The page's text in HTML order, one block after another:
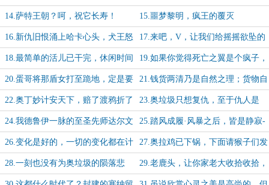
为“霜牙之爪”兄弟加更【4/5】 斯可是前途光明啊-加更【5/5】
14.萨特王朝？呵，祝它长寿！ 15.噩梦黎明，疯王的覆灭
16.新仇旧恨涌上哈卡心头，犬王怒
吼艾斯卡达尔我CNM
17.来吧，V，让我们给摇摇欲坠的
天命再添一把火-加更【1/5】
18.最简单的活儿已干完，休闲时间
结束，该啃硬骨头了-加更【2/5】
19.如果你觉得死亡之翼是个疯子，
那么你真该看看海拉-加更【3/5】
20.蛋哥将那盾女打至跪地，定是要
带她去当“星”奴隶啊-加更【4/5】
21.钱货两清乃是自然之理；货物自
己跑了可不在理赔范围之内-【5/5】
22.奥丁妙计安天下，赔了渡鸦折了
兵
23.奥垃圾只想复仇，至于仇人是
谁，它无所谓
24.我德鲁伊一脉的至圣先师达尔文
曾说过，那些打不死你的会一直打你
25.踏风成履·风暴之后，皆是静寂-
为“霜牙之爪”兄弟加更【1/5】
26.变化是好的，一切的变化都在计
划之中-为霜牙之爪兄弟加更【2/5】
27.奥拉鸡已下锅，下面请猴子们发
表感想-为霜牙之爪兄弟加更【3/5】
28.一刻也没有为奥垃圾的陨落悲 29.老鹿头，让你家老大收拾收拾，